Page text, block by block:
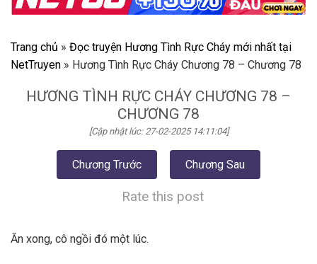
Trang chủ » Đọc truyện Hương Tình Rực Cháy mới nhất tại
NetTruyen » Hương Tình Rực Cháy Chương 78 – Chương 78
HƯƠNG TÌNH RỰC CHÁY CHƯƠNG 78 –
CHƯƠNG 78
[Cập nhật lúc: 27-02-2025 14:11:04]
Chương Trước Chương Sau
Rate this post
Ăn xong, cô ngồi đó một lúc.